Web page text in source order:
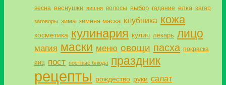
весна веснушки вишня волосы выбор гадание елка загар
заговоры зима зимняя маска клубника кожа
косметика кулинария кулич лекарь лицо
магия маски меню овощи пасха покраска
яиц пост постные блюда праздник
рецепты рождество руки салат